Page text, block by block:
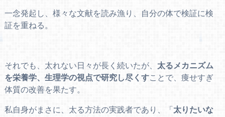
一念発起し、様々な文献を読み漁り、自分の体で検証に検
証を重ねる。
それでも、太れない日々が長く続いたが、 太るメカニズム
を栄養学、生理学の視点で研究し尽くすことで、痩せすぎ
体質の改善を果たす。
私自身がまさに、太る方法の実践者であり、「 太りたいな